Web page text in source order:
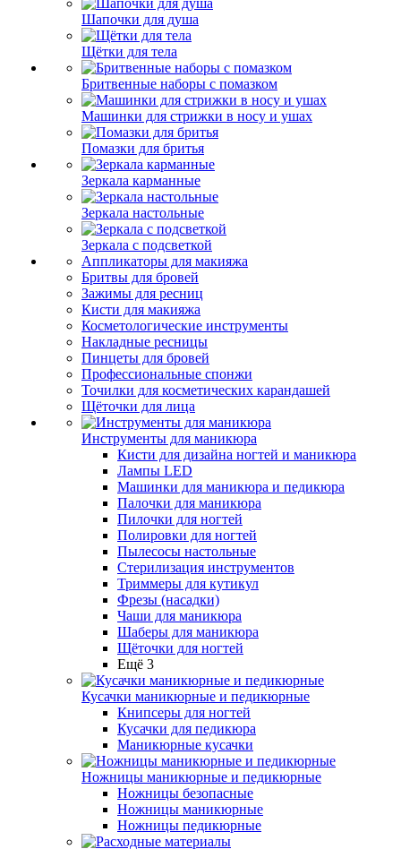
Шапочки для душа
Щётки для тела
Бритвенные наборы с помазком
Машинки для стрижки в носу и ушах
Помазки для бритья
Зеркала карманные
Зеркала настольные
Зеркала с подсветкой
Аппликаторы для макияжа
Бритвы для бровей
Зажимы для ресниц
Кисти для макияжа
Косметологические инструменты
Накладные ресницы
Пинцеты для бровей
Профессиональные спонжи
Точилки для косметических карандашей
Щёточки для лица
Инструменты для маникюра
Кисти для дизайна ногтей и маникюра
Лампы LED
Машинки для маникюра и педикюра
Палочки для маникюра
Пилочки для ногтей
Полировки для ногтей
Пылесосы настольные
Стерилизация инструментов
Триммеры для кутикул
Фрезы (насадки)
Чаши для маникюра
Шаберы для маникюра
Щёточки для ногтей
Ещё 3
Кусачки маникюрные и педикюрные
Книпсеры для ногтей
Кусачки для педикюра
Маникюрные кусачки
Ножницы маникюрные и педикюрные
Ножницы безопасные
Ножницы маникюрные
Ножницы педикюрные